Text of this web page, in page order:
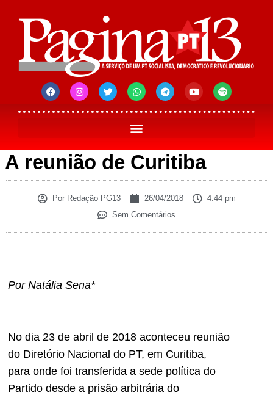
A reunião de Curitiba
PorRedação PG13 26/04/2018
4:44 pm
Sem Comentários
Por Natália Sena*
No dia 23 de abril de 2018 aconteceu reunião
do Diretório Nacional do PT, em Curitiba,
para onde foi transferida a sede política do
Partido desde a prisão arbitrária do